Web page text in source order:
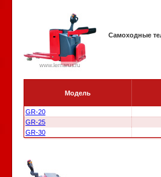
Самоходные
Модель
GR-20
GR-25
GR-30